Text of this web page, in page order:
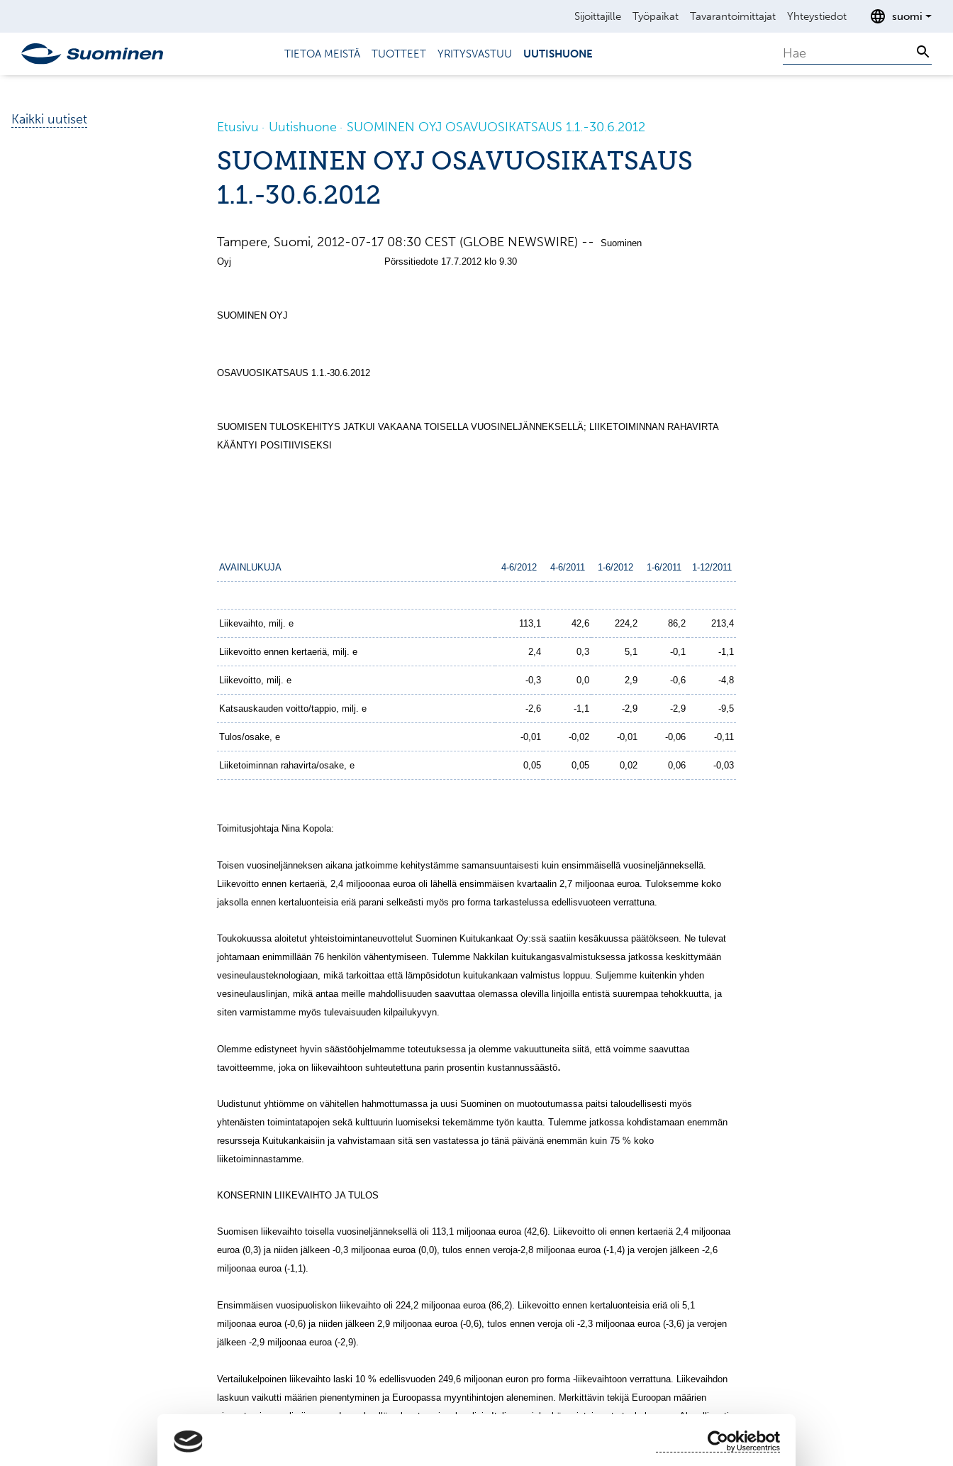
Sijoittajille Työpaikat Tavarantoimittajat Yhteystiedot suomi
TIETOA MEISTÄ TUOTTEET YRITYSVASTUU UUTISHUONE Search
Kaikki uutiset Etusivu Uutishuone SUOMINEN OYJ OSAVUOSIKATSAUS 1.1.-30.6.2012
SUOMINEN OYJ OSAVUOSIKATSAUS
1.1.-30.6.2012
Tampere, Suomi, 2012-07-17 08:30 CEST (GLOBE NEWSWIRE) --
Suominen
Oyj Pörssitiedote 17.7.2012 klo 9.30
SUOMINEN OYJ
OSAVUOSIKATSAUS 1.1.-30.6.2012
SUOMISEN TULOSKEHITYS JATKUI VAKAANA TOISELLA VUOSINELJÄNNEKSELLÄ; LIIKETOIMINNAN RAHAVIRTA
KÄÄNTYI POSITIIVISEKSI
AVAINLUKUJA 4-6/2012 4-6/2011 1-6/2012 1-6/2011 1-12/2011
Liikevaihto, milj. e 113,1 42,6 224,2 86,2 213,4
Liikevoitto ennen kertaeriä, milj. e 2,4 0,3 5,1 -0,1 -1,1
Liikevoitto, milj. e -0,3 0,0 2,9 -0,6 -4,8
Katsauskauden voitto/tappio, milj. e -2,6 -1,1 -2,9 -2,9 -9,5
Tulos/osake, e -0,01 -0,02 -0,01 -0,06 -0,11
Liiketoiminnan rahavirta/osake, e 0,05 0,05 0,02 0,06 -0,03
Toimitusjohtaja Nina Kopola:
Toisen vuosineljänneksen aikana jatkoimme kehitystämme samansuuntaisesti kuin ensimmäisellä vuosineljänneksellä.
Liikevoitto ennen kertaeriä, 2,4 miljooonaa euroa oli lähellä ensimmäisen kvartaalin 2,7 miljoonaa euroa. Tuloksemme koko
jaksolla ennen kertaluonteisia eriä parani selkeästi myös pro forma tarkastelussa edellisvuoteen verrattuna.
Toukokuussa aloitetut yhteistoimintaneuvottelut Suominen Kuitukankaat Oy:ssä saatiin kesäkuussa päätökseen. Ne tulevat
johtamaan enimmillään 76 henkilön vähentymiseen. Tulemme Nakkilan kuitukangasvalmistuksessa jatkossa keskittymään
vesineulausteknologiaan, mikä tarkoittaa että lämpösidotun kuitukankaan valmistus loppuu. Suljemme kuitenkin yhden
vesineulauslinjan, mikä antaa meille mahdollisuuden saavuttaa olemassa olevilla linjoilla entistä suurempaa tehokkuutta, ja
siten varmistamme myös tulevaisuuden kilpailukyvyn.
Olemme edistyneet hyvin säästöohjelmamme toteutuksessa ja olemme vakuuttuneita siitä, että voimme saavuttaa
tavoitteemme, joka on liikevaihtoon suhteutettuna parin prosentin kustannussäästö.
Uudistunut yhtiömme on vähitellen hahmottumassa ja uusi Suominen on muotoutumassa paitsi taloudellisesti myös
yhtenäisten toimintatapojen sekä kulttuurin luomiseksi tekemämme työn kautta. Tulemme jatkossa kohdistamaan enemmän
resursseja Kuitukankaisiin ja vahvistamaan sitä sen vastatessa jo tänä päivänä enemmän kuin 75 % koko
liiketoiminnastamme.
KONSERNIN LIIKEVAIHTO JA TULOS
Suomisen liikevaihto toisella vuosineljänneksellä oli 113,1 miljoonaa euroa (42,6). Liikevoitto oli ennen kertaeriä 2,4 miljoonaa
euroa (0,3) ja niiden jälkeen -0,3 miljoonaa euroa (0,0), tulos ennen veroja-2,8 miljoonaa euroa (-1,4) ja verojen jälkeen -2,6
miljoonaa euroa (-1,1).
Ensimmäisen vuosipuoliskon liikevaihto oli 224,2 miljoonaa euroa (86,2). Liikevoitto ennen kertaluonteisia eriä oli 5,1
miljoonaa euroa (-0,6) ja niiden jälkeen 2,9 miljoonaa euroa (-0,6), tulos ennen veroja oli -2,3 miljoonaa euroa (-3,6) ja verojen
jälkeen -2,9 miljoonaa euroa (-2,9).
Vertailukelpoinen liikevaihto laski 10 % edellisvuoden 249,6 miljoonan euron pro forma -liikevaihtoon verrattuna. Liikevaihdon
laskuun vaikutti määrien pienentyminen ja Euroopassa myyntihintojen aleneminen. Merkittävin tekijä Euroopan määrien
pienentymiseen oli viime vuoden syksyllä palanut vesineulauslinja Italiassa, joka käynnistyi vasta toukokuussa. Alueellisesti